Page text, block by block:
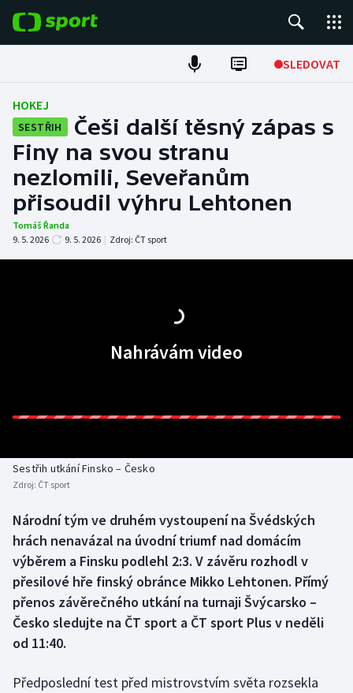
SLEDOVAT
Fotbal
Hokej
Tenis
Atletika
Boby a skeleton
Box
Curling
Dostihy
Florbal
AZ kvíz
HOKEJ
SESTŘIH
Češi další těsný zápas s
Finy na svou stranu
nezlomili, Seveřanům
přisoudil výhru Lehtonen
Tomáš Řanda
9. 5. 2026
9. 5. 2026 | Zdroj: ČT sport
Nahrávám video
Sestřih utkání Finsko – Česko
Zdroj: ČT sport
Národní tým ve druhém vystoupení na Švédských
hrách nenavázal na úvodní triumf nad domácím
výběrem a Finsku podlehl 2:3. V závěru rozhodl v
přesilové hře finský obránce Mikko Lehtonen. Přímý
přenos závěrečného utkání na turnaji Švýcarsko –
Česko sledujte na ČT sport a ČT sport Plus v neděli
od 11:40.
Předposlední test před mistrovstvím světa rozsekla